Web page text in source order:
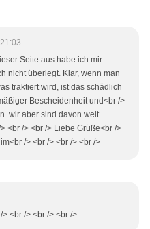
Seite aus habe ich mir
nicht überlegt. Klar, wenn man
traktiert wird, ist das schädlich
Bescheidenheit und<br />
wir aber sind davon weit
<br /> <br /> Liebe Grüße<br />
/> <br /> <br /> <br />
<br /> <br /> <br />